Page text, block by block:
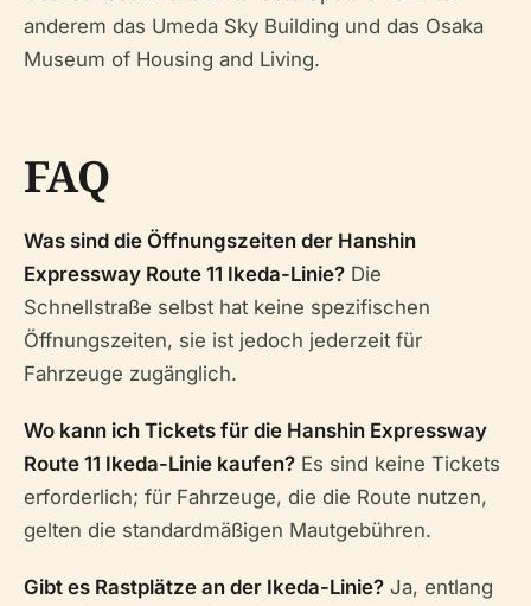
anderem das Umeda Sky Building und das Osaka
Museum of Housing and Living.
FAQ
Was sind die Öffnungszeiten der Hanshin
Expressway Route 11 Ikeda-Linie? Die
Schnellstraße selbst hat keine spezifischen
Öffnungszeiten, sie ist jedoch jederzeit für
Fahrzeuge zugänglich.
Wo kann ich Tickets für die Hanshin Expressway
Route 11 Ikeda-Linie kaufen? Es sind keine Tickets
erforderlich; für Fahrzeuge, die die Route nutzen,
gelten die standardmäßigen Mautgebühren.
Gibt es Rastplätze an der Ikeda-Linie? Ja, entlang